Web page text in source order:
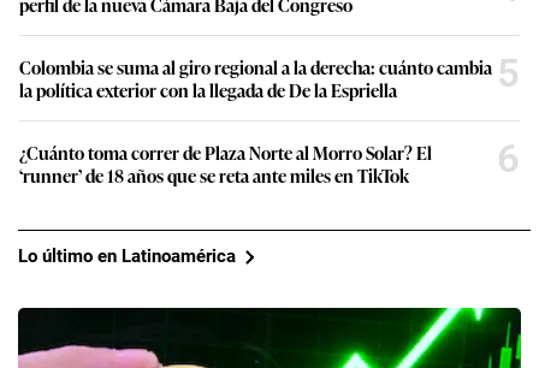
Colombia se suma al giro regional a la derecha: cuánto cambia
la política exterior con la llegada de De la Espriella
5
¿Cuánto toma correr de Plaza Norte al Morro Solar? El
‘runner’ de 18 años que se reta ante miles en TikTok
6
Lo último en Latinoamérica